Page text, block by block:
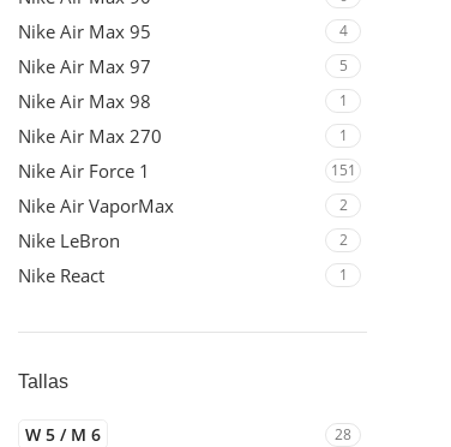
Nike Air Max 95 4
Nike Air Max 97 5
Nike Air Max 98 1
Nike Air Max 270 1
Nike Air Force 1 151
Nike Air VaporMax 2
Nike LeBron 2
Nike React 1
Tallas
W 5 / M 6 28